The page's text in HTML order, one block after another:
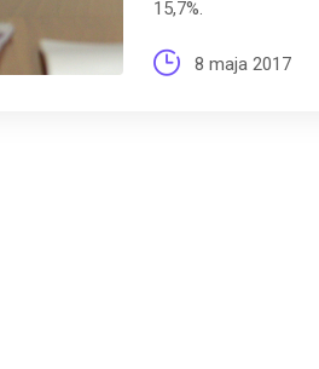
15,7%.
8 maja 2017